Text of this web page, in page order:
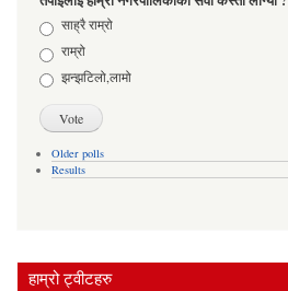
Choicesसाह्रै राम्रो
राम्रो
झन्झटिलो,लामो
Older polls
Results
हाम्रो ट्वीटहरु